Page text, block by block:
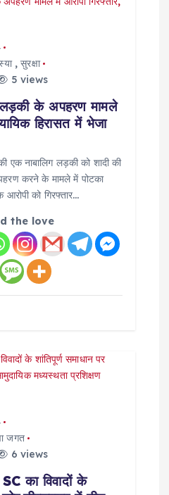
,सुरक्षा
5 views
के अपहरण मामले
हिरासत में भेजा
एक नाबालिग लड़की को शादी की
करने के मामले में पोटका
को गिरफ्तार…
the love
जगत
6 views
का विवादों के